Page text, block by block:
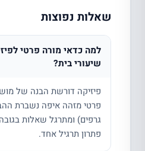
שאלות נפוצות
למה כדאי מורה פרטי
שיעורי בית?
פיזיקה דורשת הבנה של
פרטי מזהה איפה נשברת
גרפים) ומתרגל שאלות
פתרון תרגיל אחד.